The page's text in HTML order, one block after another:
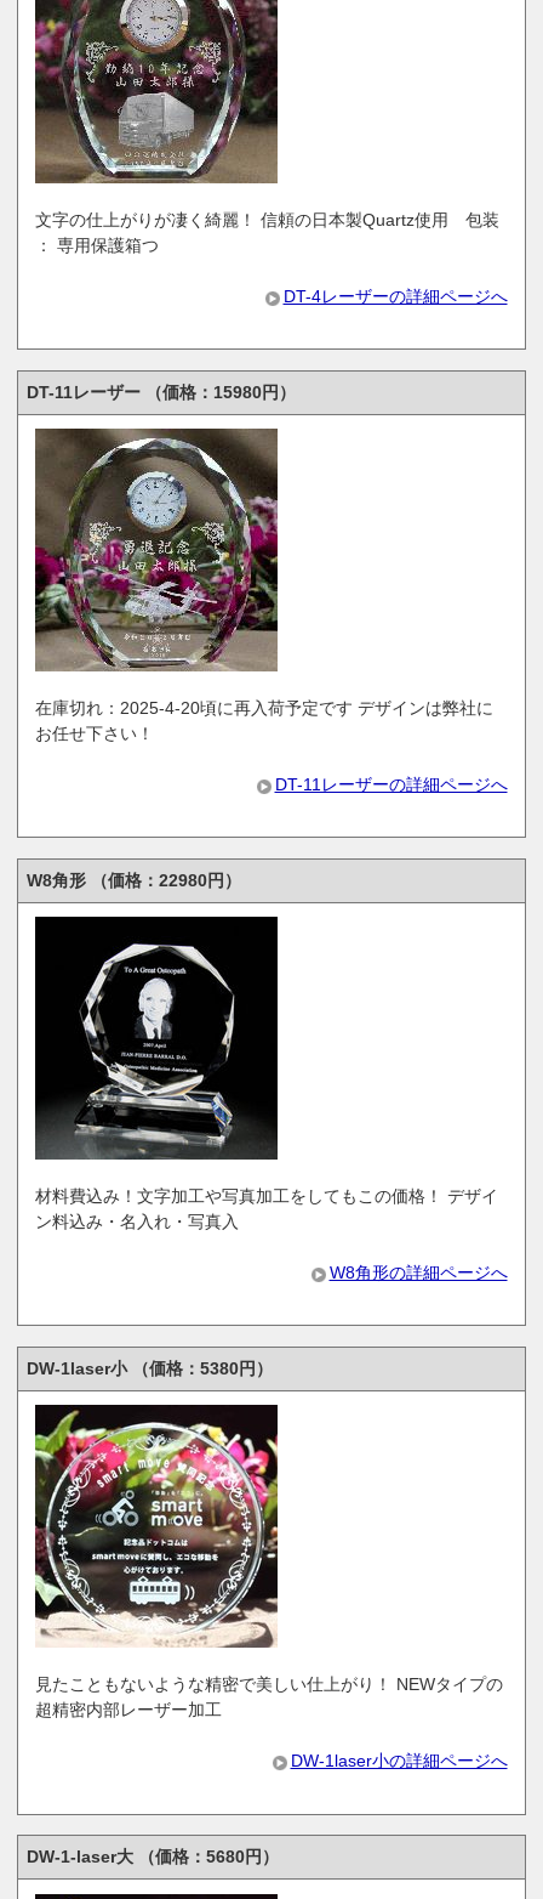
文字の仕上がりが凄く綺麗！ 信頼の日本製Quartz使用 包装
： 専用保護箱つ
DT-4レーザーの詳細ページへ
DT-11レーザー （価格：15980円）
在庫切れ：2025-4-20頃に再入荷予定です デザインは弊社に
お任せ下さい！
DT-11レーザーの詳細ページへ
W8角形 （価格：22980円）
材料費込み！文字加工や写真加工をしてもこの価格！ デザイ
ン料込み・名入れ・写真入
W8角形の詳細ページへ
DW-1laser小 （価格：5380円）
見たこともないような精密で美しい仕上がり！ NEWタイプの
超精密内部レーザー加工
DW-1laser小の詳細ページへ
DW-1-laser大 （価格：5680円）